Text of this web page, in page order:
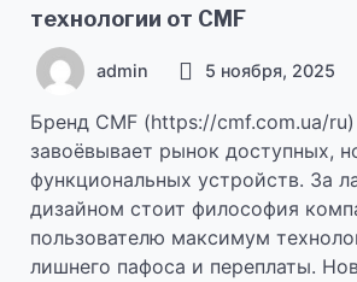
технологии от CMF
admin 5 ноября, 2025
Бренд CMF (https://cmf.com.ua/
завоёвывает рынок доступных,
функциональных устройств. За
дизайном стоит философия
пользователю максимум
лишнего пафоса и переплаты.